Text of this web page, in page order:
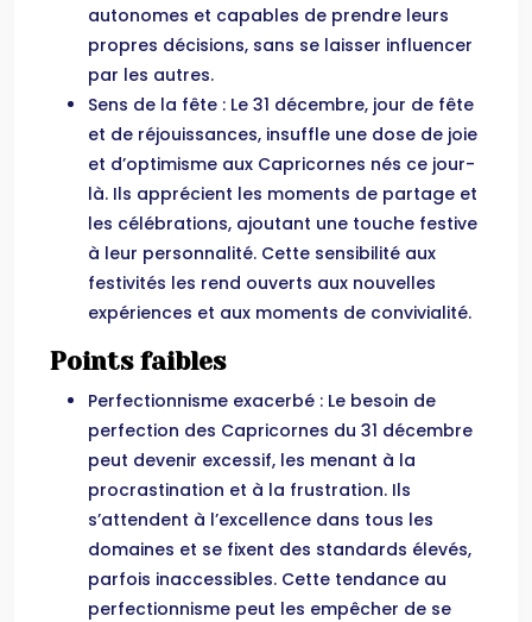
autonomes et capables de prendre leurs
propres décisions, sans se laisser influencer
par les autres.
Sens de la fête : Le 31 décembre, jour de fête
et de réjouissances, insuffle une dose de joie
et d’optimisme aux Capricornes nés ce jour-
là. Ils apprécient les moments de partage et
les célébrations, ajoutant une touche festive
à leur personnalité. Cette sensibilité aux
festivités les rend ouverts aux nouvelles
expériences et aux moments de convivialité.
Points faibles
Perfectionnisme exacerbé : Le besoin de
perfection des Capricornes du 31 décembre
peut devenir excessif, les menant à la
procrastination et à la frustration. Ils
s’attendent à l’excellence dans tous les
domaines et se fixent des standards élevés,
parfois inaccessibles. Cette tendance au
perfectionnisme peut les empêcher de se